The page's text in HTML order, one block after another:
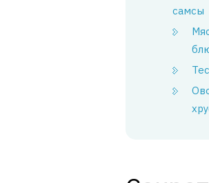
самсы